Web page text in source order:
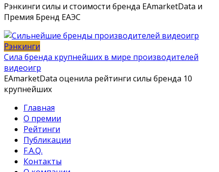
Рэнкинги силы и стоимости бренда EAmarketData и
Премия Бренд ЕАЭС
Рэнкинги
Сила бренда крупнейших в мире производителей
видеоигр
EAmarketData оценила рейтинги силы бренда 10
крупнейших
Главная
О премии
Рейтинги
Публикации
F.A.Q.
Контакты